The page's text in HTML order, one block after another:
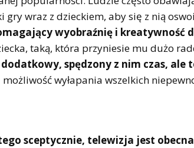
gry wraz z dzieckiem, aby się z nią
wyobraźnię i kreatywność
taką, która przyniesie mu dużo
spędzony z nim czas, ale
wyłapania wszelkich
sceptycznie, telewizja jest